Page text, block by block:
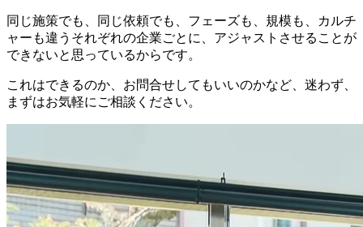
同じ施策でも、同じ依頼でも、フェーズも、規模も、カルチ
ャーも違うそれぞれの企業ごとに、アジャストさせることが
できないと思っているからです。
これはできるのか、お問合せしてもいいのかなど、迷わず、
まずはお気軽にご相談ください。